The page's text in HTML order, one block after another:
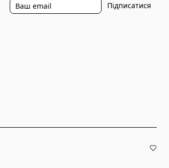
Підписатися